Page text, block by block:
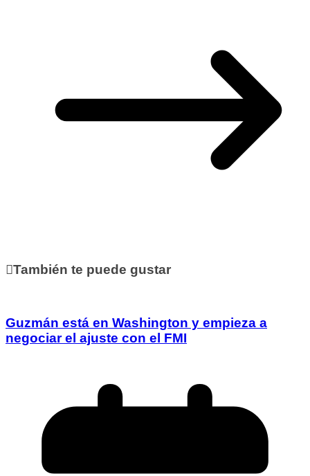
También te puede gustar
Guzmán está en Washington y empieza a
negociar el ajuste con el FMI